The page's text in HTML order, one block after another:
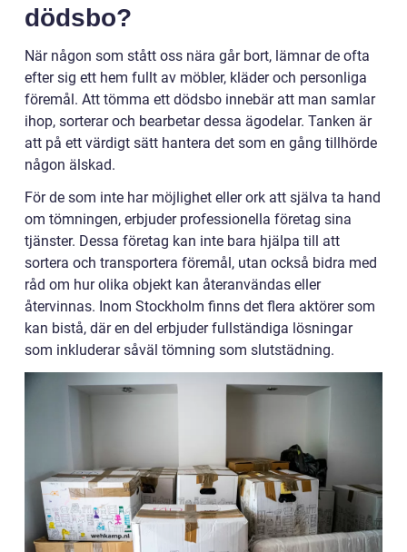
dödsbo?
När någon som stått oss nära går bort, lämnar de ofta
efter sig ett hem fullt av möbler, kläder och personliga
föremål. Att tömma ett dödsbo innebär att man samlar
ihop, sorterar och bearbetar dessa ägodelar. Tanken är
att på ett värdigt sätt hantera det som en gång tillhörde
någon älskad.
För de som inte har möjlighet eller ork att själva ta hand
om tömningen, erbjuder professionella företag sina
tjänster. Dessa företag kan inte bara hjälpa till att
sortera och transportera föremål, utan också bidra med
råd om hur olika objekt kan återanvändas eller
återvinnas. Inom Stockholm finns det flera aktörer som
kan bistå, där en del erbjuder fullständiga lösningar
som inkluderar såväl tömning som slutstädning.